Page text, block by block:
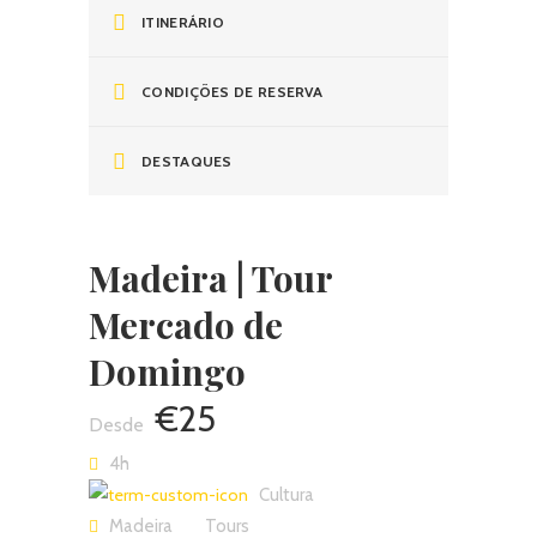
ITINERÁRIO
CONDIÇÕES DE RESERVA
DESTAQUES
Madeira | Tour
Mercado de
Domingo
€25
4h
Cultura
Madeira
Tours